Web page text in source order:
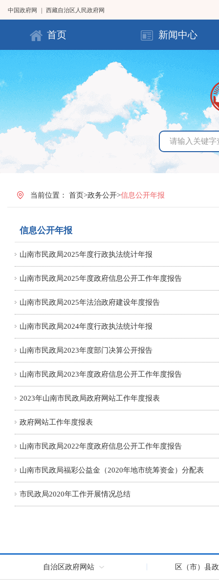
中国政府网 西藏自治区人民政府网
首页 新闻中心
当前位置： 首页>政务公开>信息公开年报
信息公开年报
山南市民政局2025年度行政执法统计年报
山南市民政局2025年度政府信息公开工作年度报告
山南市民政局2025年法治政府建设年度报告
山南市民政局2024年度行政执法统计年报
山南市民政局2023年度部门决算公开报告
山南市民政局2023年度政府信息公开工作年度报告
2023年山南市民政局政府网站工作年度报表
政府网站工作年度报表
山南市民政局2022年度政府信息公开工作年度报告
山南市民政局福彩公益金（2020年地市统筹资金）分配表
市民政局2020年工作开展情况总结
自治区政府网站 区（市）县